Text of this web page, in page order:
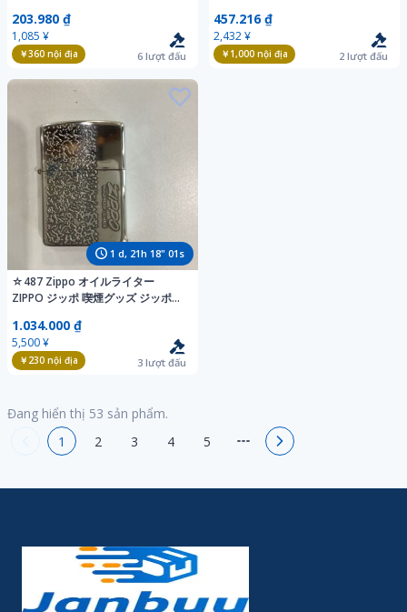
203.980 ₫
1,085 ¥
￥360nội địa 6 lượt đấu
き 火花着火未確認 中古品 m_z(j)
457.216 ₫
2,432 ¥
￥1,000nội địa 2 lượt đấu
1 d, 21h 18" 00 s
☆487 Zippo オイルライター
ZIPPO ジッポ 喫煙グッズ ジッポー
1.034.000 ₫
5,500 ¥
￥230nội địa 3 lượt đấu
Đang hiển thị 53 sản phẩm.
1
2 3 4 5